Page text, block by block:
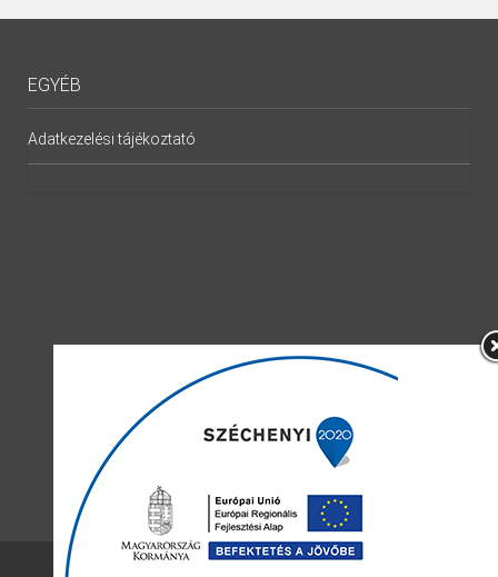
EGYÉB
Adatkezelési tájékoztató
Minden jog fenntartva © 2019.kereki.hu